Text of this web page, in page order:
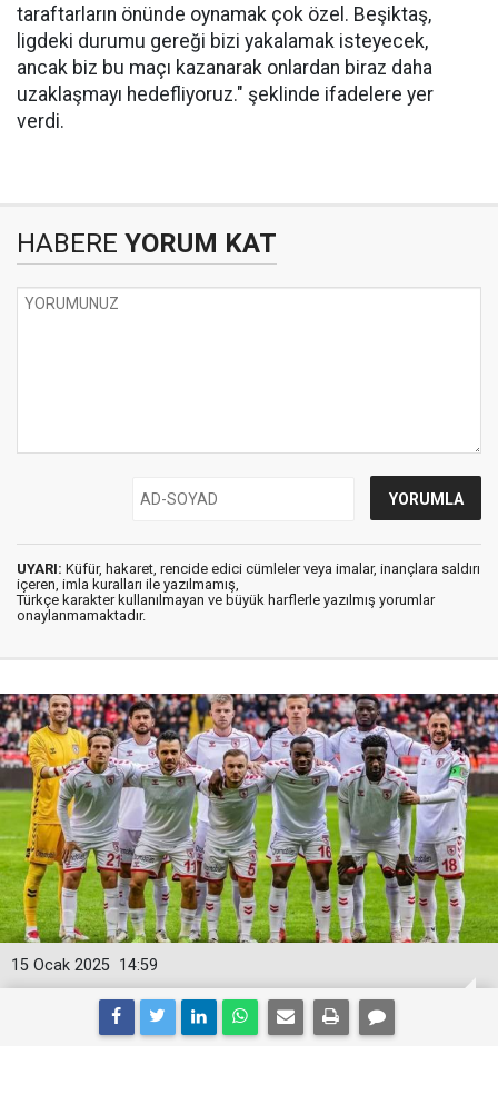
taraftarların önünde oynamak çok özel. Beşiktaş,
ligdeki durumu gereği bizi yakalamak isteyecek,
ancak biz bu maçı kazanarak onlardan biraz daha
uzaklaşmayı hedefliyoruz." şeklinde ifadelere yer
verdi.
HABERE YORUM KAT
UYARI: Küfür, hakaret, rencide edici cümleler veya imalar, inançlara saldırı
içeren, imla kuralları ile yazılmamış,
Türkçe karakter kullanılmayan ve büyük harflerle yazılmış yorumlar
onaylanmamaktadır.
14:59
15 Ocak 2025